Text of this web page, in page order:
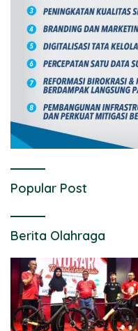
Popular Post
Berita Olahraga